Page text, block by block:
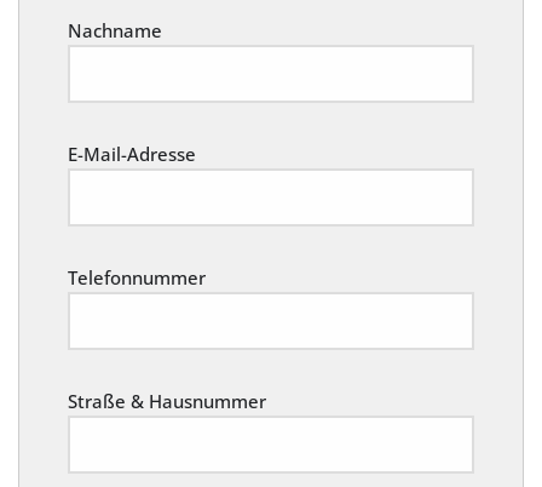
Nachname
E-Mail-Adresse
Telefonnummer
Straße & Hausnummer